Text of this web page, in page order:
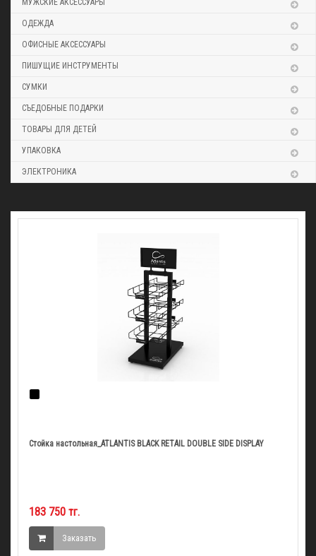
ОДЕЖДА
ОФИСНЫЕ АКСЕССУАРЫ
ПИШУЩИЕ ИНСТРУМЕНТЫ
СУМКИ
СЪЕДОБНЫЕ ПОДАРКИ
ТОВАРЫ ДЛЯ ДЕТЕЙ
УПАКОВКА
ЭЛЕКТРОНИКА
Стойка настольная_ATLANTIS BLACK RETAIL DOUBLE SIDE DISPLAY
183 750 тг.
Заказать